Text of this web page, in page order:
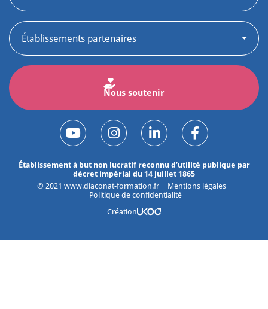
Nous soutenir
Établissement à but non lucratif reconnu d’utilité publique par
décret impérial du 14 juillet 1865
©2021 www.diaconat-formation.fr
Mentions légales
Politique de confidentialité
Création